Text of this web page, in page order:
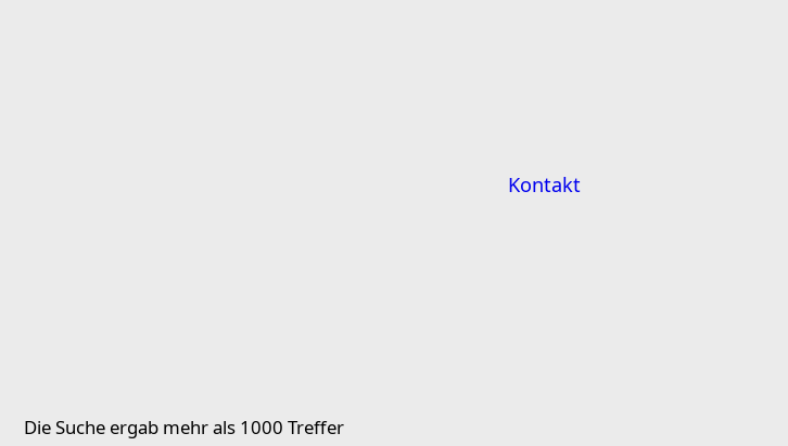
Kontakt
Die Suche ergab mehr als 1000 Treffer